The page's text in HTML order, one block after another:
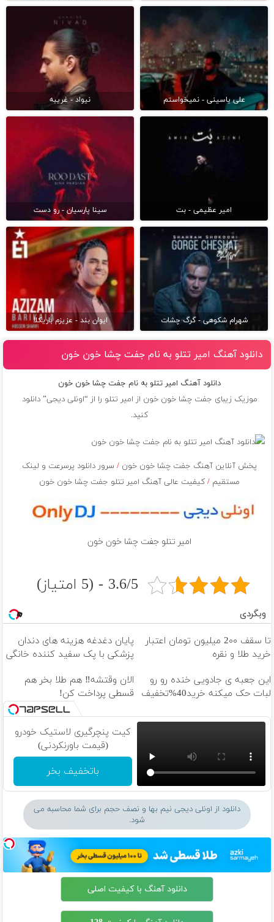
علی یاسینی - نمیخواستم نیواد - غریبه
امیر عظیمی - بت سینا پارسیان - رو دست
شهرام شکوهی - گرگ چشات ایوان بند - عزیزم باریکلا
دانلود آهنگ امیر تتلو به نام جفت چشا خون خون
دانلود آهنگ امیر تتلو به نام جفت چشا خون خون
موزیک زیبای جفت چشا خون خون از امیر تتلو را از “اونلی دیجی” دانلود
کنید.
پخش آنلاین آهنگ جفت چشا خون خون /سرور دانلود پرسرعت و لینک
مستقیم /کیفیت عالی آهنگ امیر تتلو جفت چشا خون خون
امیر تتلو جفت چشا خون خون
3.6/5 - (5 امتیاز)
وبگردی
تا سقف 2۰۰ میلیون تومان اعتبار
خرید طلا و نقره
پایان دغدغه هزینه های دندان
پزشکی با پک سفید کننده خانگی
این جعبه ی جادویی خنده رو رو
لبات حک میکنه خرید40%تخفیف
الان وقتشه‼️ هم طلا بخر هم
قسطی پرداخت کن!
کیت پنچرگیری لاستیک خودرو
(قیمت باورنکردنی)
باتخفیف بخر
دانلود از اونلی دیجی نیم بها و نصف حجم برای شما محاسبه می
شود.
دانلود آهنگ با کیفیت اصلی